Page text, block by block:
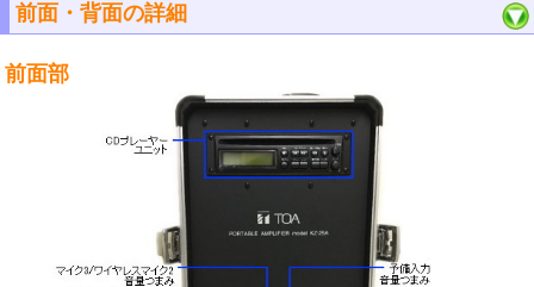
前面・背面の詳細
前面部